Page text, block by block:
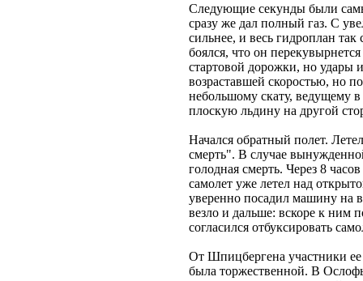
Следующие секунды были
сразу же дал полный газ. С
сильнее, и весь гидроплан так
боялся, что он
стартовой дорожки, но удары
возраставшей скоростью, но
небольшому скату, ведущему
плоскую льдину на другой
Начался обратный полет.
смерть". В случае
голодная смерть. Через 8
самолет уже летел над
уверенно посадил машину на
везло и дальше: вскоре к ним
согласился отбуксировать
От Шпицбергена участники
была торжественной. В